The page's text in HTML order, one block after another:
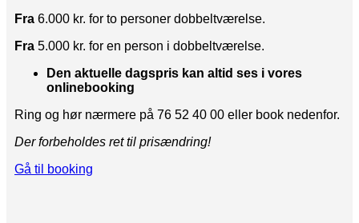
Fra 6.000 kr. for to personer dobbeltværelse.
Fra 5.000 kr. for en person i dobbeltværelse.
Den aktuelle dagspris kan altid ses i vores
onlinebooking
Ring og hør nærmere på 76 52 40 00 eller book nedenfor.
Der forbeholdes ret til prisændring!
Gå til booking